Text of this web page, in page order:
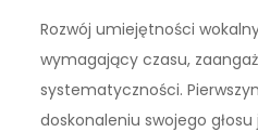
Rozwój umiejętności
wymagający czasu,
systematyczności.
doskonaleniu swojego